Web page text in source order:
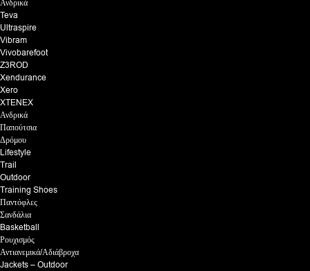
Ανδρικά
Teva
Ultraspire
Vibram
Vivobarefoot
Z3ROD
Xendurance
Xero
XTENEX
Ανδρικά
Παπούτσια
Δρόμου
Lifestyle
Trail
Outdoor
Training Shoes
Παντόφλες
Σανδάλια
Basketball
Ρουχισμός
Αντιανεμικά/Αδιάβροχα
Jackets – Outdoor